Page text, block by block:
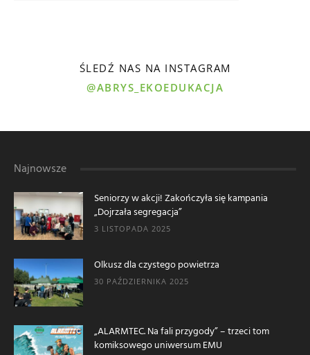
ŚLEDŹ NAS NA INSTAGRAM
@ABRYS_EKOEDUKACJA
Najnowsze
Seniorzy w akcji! Zakończyła się kampania
„Dojrzała segregacja”
3 LISTOPADA 2025
Olkusz dla czystego powietrza
30 PAŹDZIERNIKA 2025
„ALARMTEC. Na fali przygody” – trzeci tom
komiksowego uniwersum EMU